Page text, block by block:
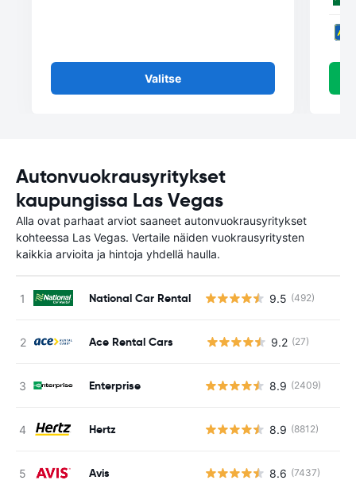
Valitse
Autonvuokrausyritykset
kaupungissa Las Vegas
Alla ovat parhaat arviot saaneet autonvuokrausyritykset
kohteessa Las Vegas. Vertaile näiden vuokrausyritysten
kaikkia arvioita ja hintoja yhdellä haulla.
National Car Rental 9.5 (492)
Ace Rental Cars 9.2 (27)
Enterprise 8.9 (2409)
Hertz 8.9 (8812)
Avis 8.6 (7437)